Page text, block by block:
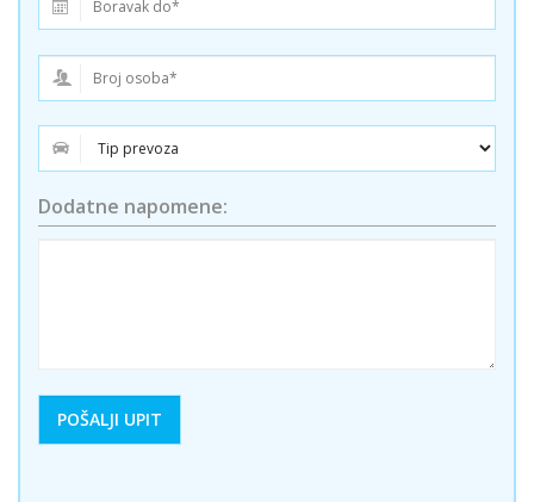
Dodatne napomene: